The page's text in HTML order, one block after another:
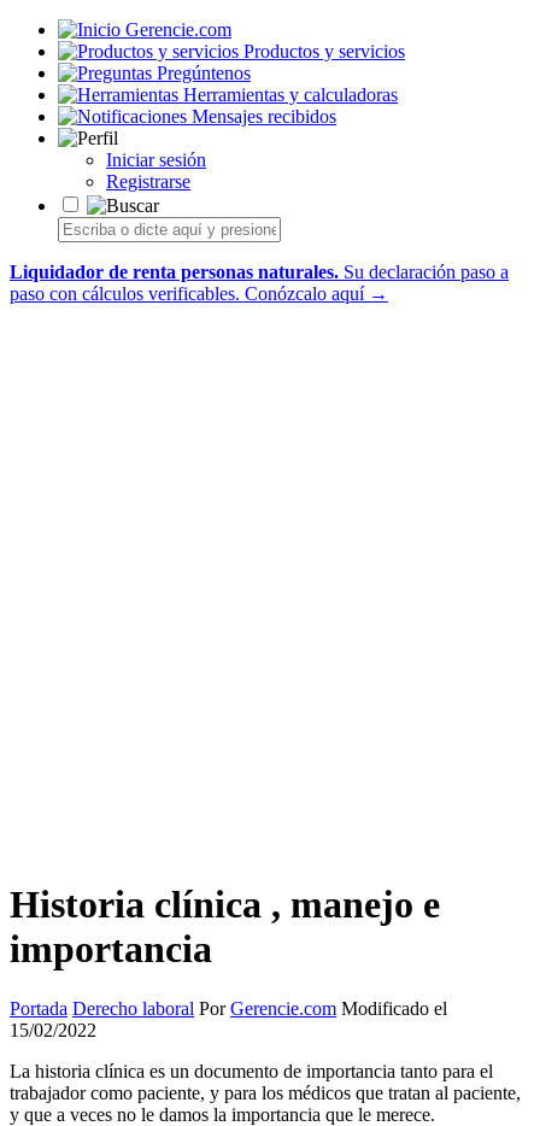
Gerencie.com
Productos y servicios
Pregúntenos
Herramientas y calculadoras
Mensajes recibidos
Iniciar sesión
Registrarse
Liquidador de renta personas naturales. Su declaración paso a
paso con cálculos verificables. Conózcalo aquí →
Historia clínica , manejo e
importancia
Portada Derecho laboral PorGerencie.com Modificado el
15/02/2022
La historia clínica es un documento de importancia tanto para el
trabajador como paciente, y para los médicos que tratan al paciente,
y que a veces no le damos la importancia que le merece.